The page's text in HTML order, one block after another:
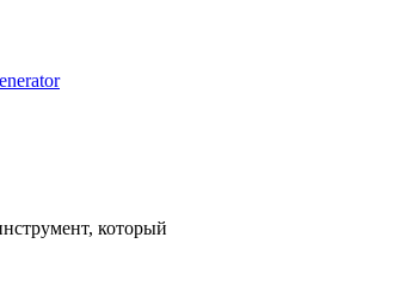
который